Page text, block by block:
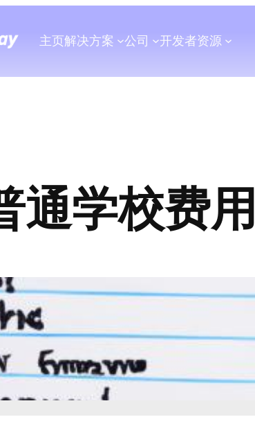
主页解决方案 公司 开发者资源
通学校费用